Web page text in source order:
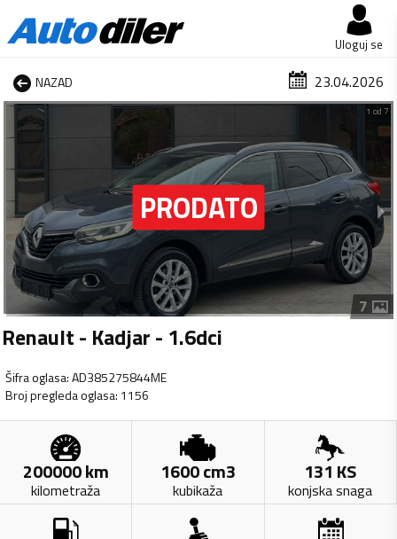
Uloguj se
NAZAD 23.04.2026
1 od 7
7
Renault - Kadjar - 1.6dci
Šifra oglasa:AD385275844ME
Broj pregleda oglasa: 1156
200000km
kilometraža
1600cm3
kubikaža
131 KS
konjska snaga